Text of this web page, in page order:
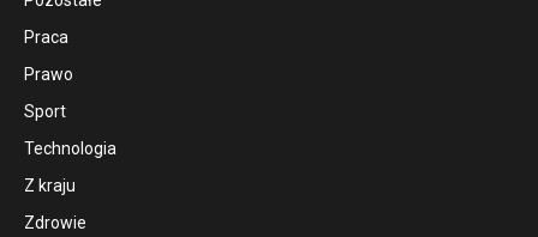
Praca
Prawo
Sport
Technologia
Z kraju
Zdrowie